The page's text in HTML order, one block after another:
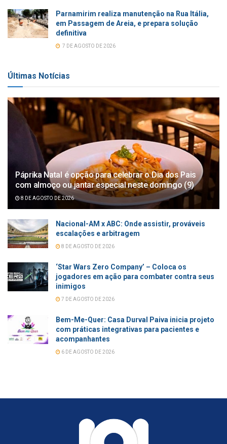
Parnamirim realiza manutenção na Rua Itália,
em Passagem de Areia, e prepara solução
definitiva
7 DE AGOSTO DE 2026
Últimas Notícias
Páprika Natal é opção para celebrar o Dia dos Pais
com almoço ou jantar especial neste domingo (9)
8 DE AGOSTO DE 2026
Nacional-AM x ABC: Onde assistir, prováveis
escalações e arbitragem
8 DE AGOSTO DE 2026
‘Star Wars Zero Company’ – Coloca os
jogadores em ação para combater contra seus
inimigos
7 DE AGOSTO DE 2026
Bem-Me-Quer: Casa Durval Paiva inicia projeto
com práticas integrativas para pacientes e
acompanhantes
6 DE AGOSTO DE 2026